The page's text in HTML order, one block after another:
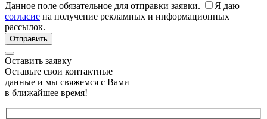
Данное поле обязательное для отправки заявки.
Я даю
согласие на получение рекламных и информационных
рассылок.
Оставить заявку
Оставьте свои контактные
данные и мы свяжемся с Вами
в ближайшее время!